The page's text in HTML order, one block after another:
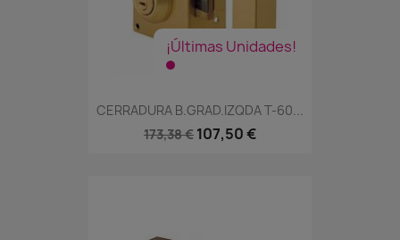
¡Últimas Unidades!
CERRADURA B.GRAD.IZQDA T-60...
173,38 € 107,50 €